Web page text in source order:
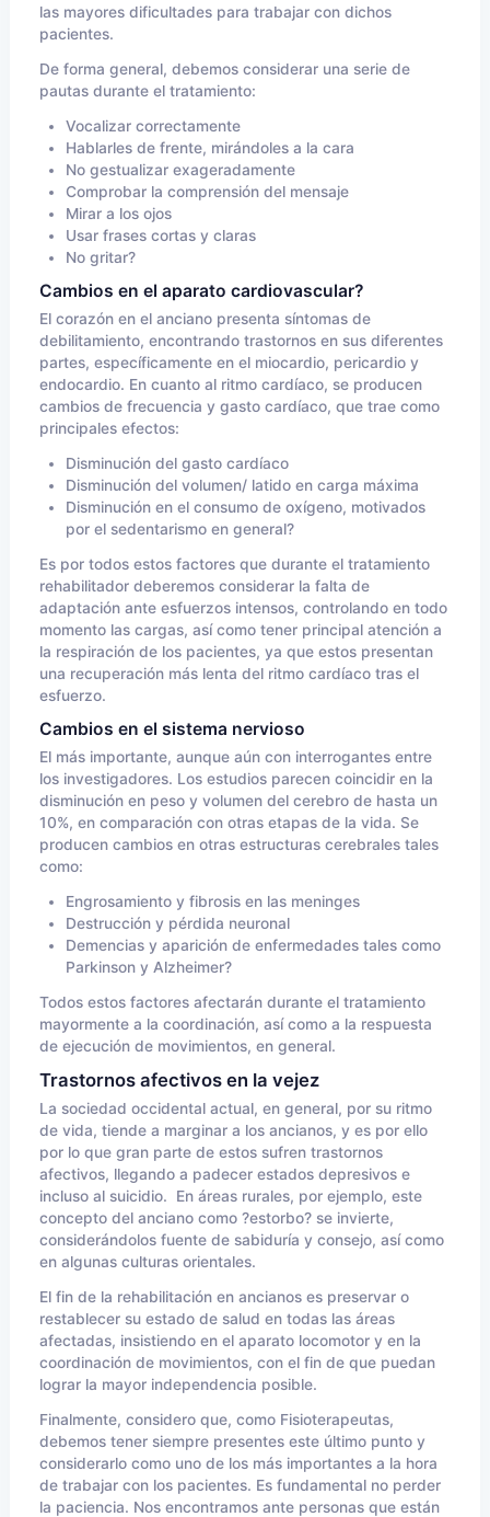
las mayores dificultades para trabajar con dichos
pacientes.
De forma general, debemos considerar una serie de
pautas durante el tratamiento:
Vocalizar correctamente
Hablarles de frente, mirándoles a la cara
No gestualizar exageradamente
Comprobar la comprensión del mensaje
Mirar a los ojos
Usar frases cortas y claras
No gritar?
Cambios en el aparato cardiovascular?
El corazón en el anciano presenta síntomas de
debilitamiento, encontrando trastornos en sus diferentes
partes, específicamente en el miocardio, pericardio y
endocardio. En cuanto al ritmo cardíaco, se producen
cambios de frecuencia y gasto cardíaco, que trae como
principales efectos:
Disminución del gasto cardíaco
Disminución del volumen/ latido en carga máxima
Disminución en el consumo de oxígeno, motivados
por el sedentarismo en general?
Es por todos estos factores que durante el tratamiento
rehabilitador deberemos considerar la falta de
adaptación ante esfuerzos intensos, controlando en todo
momento las cargas, así como tener principal atención a
la respiración de los pacientes, ya que estos presentan
una recuperación más lenta del ritmo cardíaco tras el
esfuerzo.
Cambios en el sistema nervioso
El más importante, aunque aún con interrogantes entre
los investigadores. Los estudios parecen coincidir en la
disminución en peso y volumen del cerebro de hasta un
10%, en comparación con otras etapas de la vida. Se
producen cambios en otras estructuras cerebrales tales
como:
Engrosamiento y fibrosis en las meninges
Destrucción y pérdida neuronal
Demencias y aparición de enfermedades tales como
Parkinson y Alzheimer?
Todos estos factores afectarán durante el tratamiento
mayormente a la coordinación, así como a la respuesta
de ejecución de movimientos, en general.
Trastornos afectivos en la vejez
La sociedad occidental actual, en general, por su ritmo
de vida, tiende a marginar a los ancianos, y es por ello
por lo que gran parte de estos sufren trastornos
afectivos, llegando a padecer estados depresivos e
incluso al suicidio. En áreas rurales, por ejemplo, este
concepto del anciano como ?estorbo? se invierte,
considerándolos fuente de sabiduría y consejo, así como
en algunas culturas orientales.
El fin de la rehabilitación en ancianos es preservar o
restablecer su estado de salud en todas las áreas
afectadas, insistiendo en el aparato locomotor y en la
coordinación de movimientos, con el fin de que puedan
lograr la mayor independencia posible.
Finalmente, considero que, como Fisioterapeutas,
debemos tener siempre presentes este último punto y
considerarlo como uno de los más importantes a la hora
de trabajar con los pacientes. Es fundamental no perder
la paciencia. Nos encontramos ante personas que están